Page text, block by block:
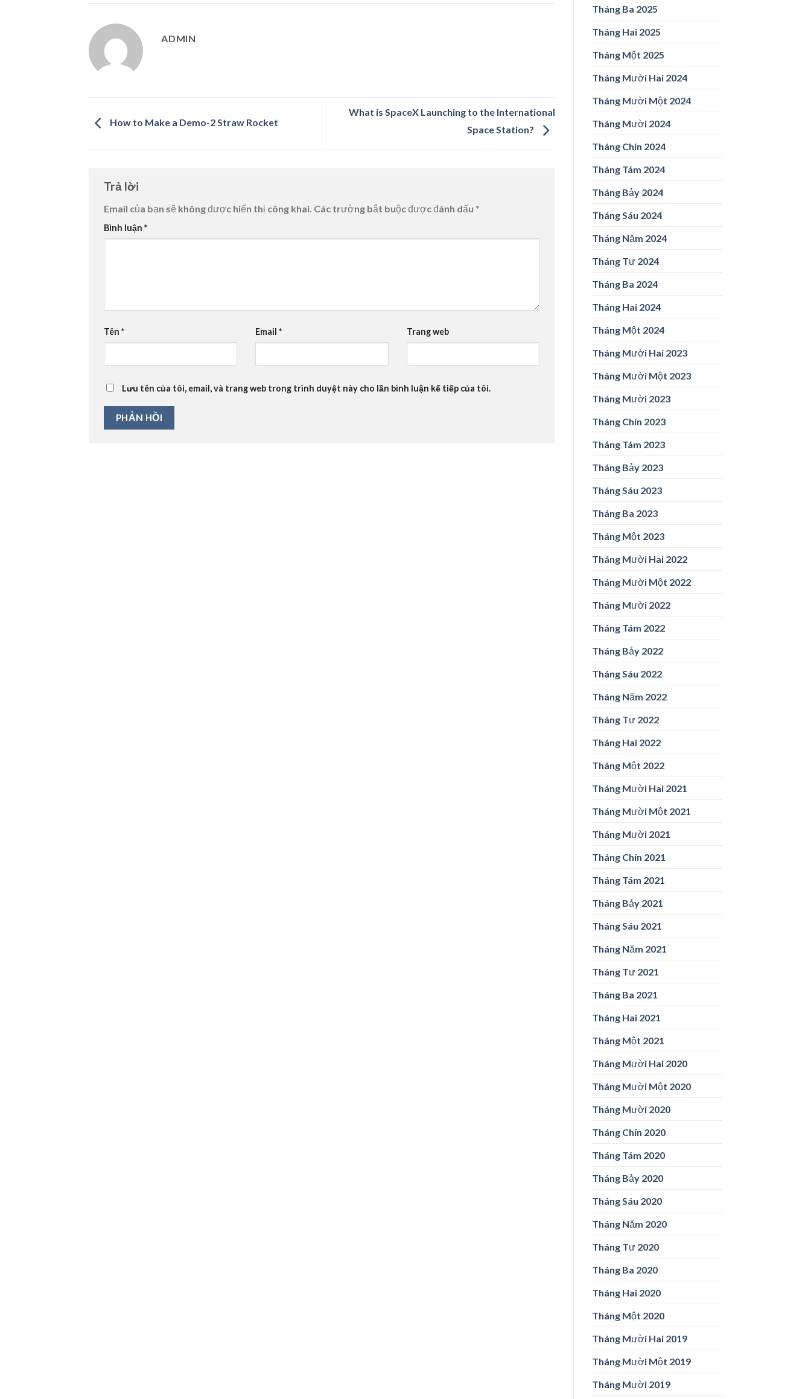
ADMIN
How to Make a Demo-2 Straw Rocket
What is SpaceX Launching to the International
Space Station?
Trả lời
Email của bạn sẽ không được hiển thị công khai. Các trường bắt buộc được đánh dấu *
Bình luận *
Tên * Email * Trang web
Lưu tên của tôi, email, và trang web trong trình duyệt này cho lần bình luận kế tiếp của tôi.
Tháng Ba 2025
Tháng Hai 2025
Tháng Một 2025
Tháng Mười Hai 2024
Tháng Mười Một 2024
Tháng Mười 2024
Tháng Chín 2024
Tháng Tám 2024
Tháng Bảy 2024
Tháng Sáu 2024
Tháng Năm 2024
Tháng Tư 2024
Tháng Ba 2024
Tháng Hai 2024
Tháng Một 2024
Tháng Mười Hai 2023
Tháng Mười Một 2023
Tháng Mười 2023
Tháng Chín 2023
Tháng Tám 2023
Tháng Bảy 2023
Tháng Sáu 2023
Tháng Ba 2023
Tháng Một 2023
Tháng Mười Hai 2022
Tháng Mười Một 2022
Tháng Mười 2022
Tháng Tám 2022
Tháng Bảy 2022
Tháng Sáu 2022
Tháng Năm 2022
Tháng Tư 2022
Tháng Hai 2022
Tháng Một 2022
Tháng Mười Hai 2021
Tháng Mười Một 2021
Tháng Mười 2021
Tháng Chín 2021
Tháng Tám 2021
Tháng Bảy 2021
Tháng Sáu 2021
Tháng Năm 2021
Tháng Tư 2021
Tháng Ba 2021
Tháng Hai 2021
Tháng Một 2021
Tháng Mười Hai 2020
Tháng Mười Một 2020
Tháng Mười 2020
Tháng Chín 2020
Tháng Tám 2020
Tháng Bảy 2020
Tháng Sáu 2020
Tháng Năm 2020
Tháng Tư 2020
Tháng Ba 2020
Tháng Hai 2020
Tháng Một 2020
Tháng Mười Hai 2019
Tháng Mười Một 2019
Tháng Mười 2019